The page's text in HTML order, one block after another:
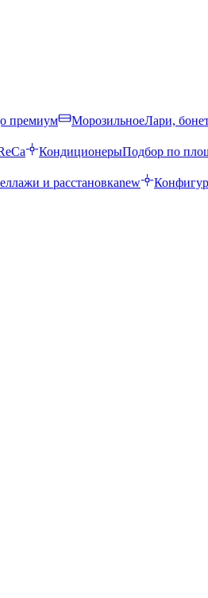
премиум МорозильноеЛари,
КондиционерыПодбор по
и расстановкаnew